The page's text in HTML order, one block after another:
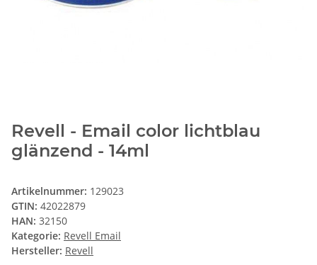
Revell - Email color lichtblau
glänzend - 14ml
Artikelnummer: 129023
GTIN: 42022879
HAN: 32150
Kategorie: Revell Email
Hersteller: Revell